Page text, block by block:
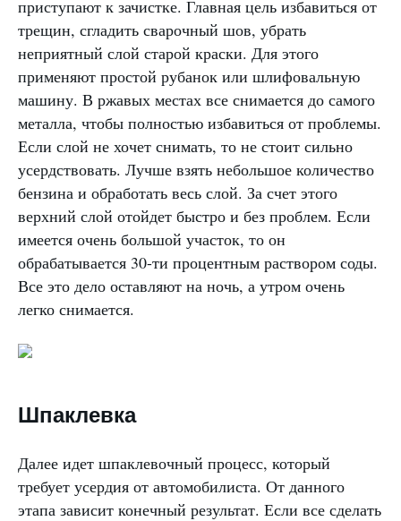
приступают к зачистке. Главная цель избавиться от
трещин, сгладить сварочный шов, убрать
неприятный слой старой краски. Для этого
применяют простой рубанок или шлифовальную
машину. В ржавых местах все снимается до самого
металла, чтобы полностью избавиться от проблемы.
Если слой не хочет снимать, то не стоит сильно
усердствовать. Лучше взять небольшое количество
бензина и обработать весь слой. За счет этого
верхний слой отойдет быстро и без проблем. Если
имеется очень большой участок, то он
обрабатывается 30-ти процентным раствором соды.
Все это дело оставляют на ночь, а утром очень
легко снимается.
Шпаклевка
Далее идет шпаклевочный процесс, который
требует усердия от автомобилиста. От данного
этапа зависит конечный результат. Если все сделать